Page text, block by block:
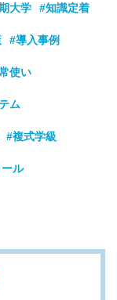
大学 #知識定着
#導入事例
使い
ム
#複式学級
ル